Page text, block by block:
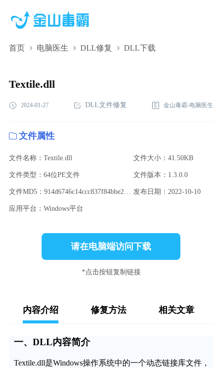
首页 电脑医生 DLL修复 DLL下载
Textile.dll,Textile.dll下载,Textile.dll修复
Textile.dll
2024-01-27 DLL文件修复 金山毒霸-电脑医生
文件属性
文件名称：Textile.dll 文件大小：41.50KB
文件类型：64位PE文件 文件版本：1.3.0.0
文件MD5：914d6746c14ccc837f84bbe2490586e5 发布日期：2022-10-10
应用平台：Windows平台
请在电脑端访问下载
*点击按钮复制链接
内容介绍 修复方法 相关文章
一、DLL内容简介
Textile.dll是Windows操作系统中的一个动态链接库文件，